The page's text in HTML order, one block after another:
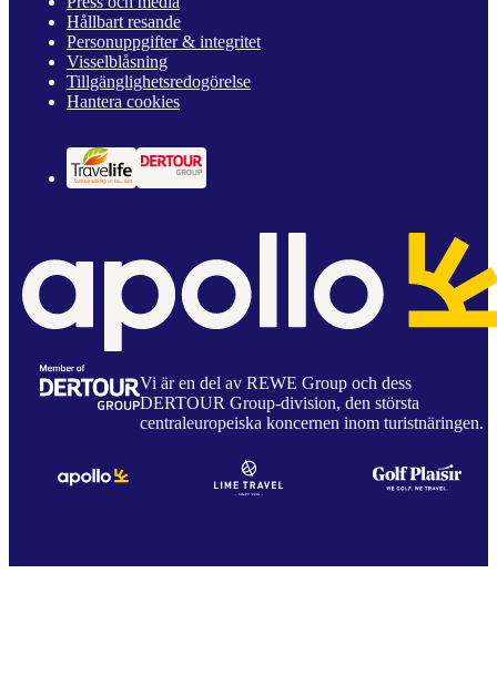
Hållbart resande
Personuppgifter & integritet
Visselblåsning
Tillgänglighetsredogörelse
Hantera cookies
Vi är en del av REWE Group och dess
DERTOUR Group-division, den största
centraleuropeiska koncernen inom turistnäringen.